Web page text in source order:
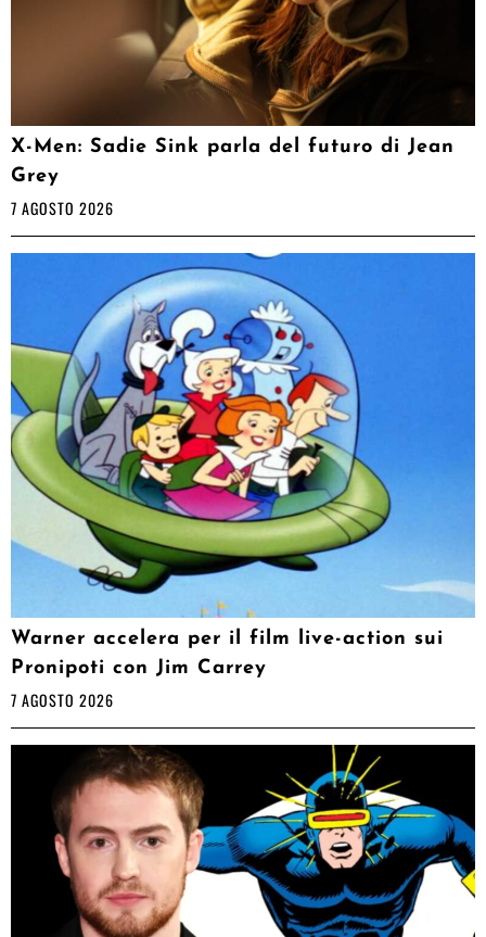
X-Men: Sadie Sink parla del futuro di Jean
Grey
7 AGOSTO 2026
Warner accelera per il film live-action sui
Pronipoti con Jim Carrey
7 AGOSTO 2026